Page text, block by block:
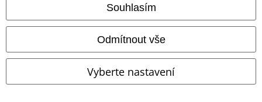
Souhlasím
Odmítnout vše
Vyberte nastavení